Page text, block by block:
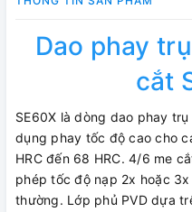
Dao phay
cắt
SE60X là dòng dao phay
dụng phay tốc độ cao cho
HRC đến 68 HRC. 4/6 me
phép tốc độ nạp 2x hoặc
thường. Lớp phủ PVD dựa